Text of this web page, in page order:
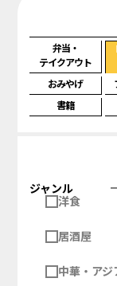
弁当・
テイクアウト
おみやげ
書籍
ジャンル
洋食
居酒屋
中華・アジ